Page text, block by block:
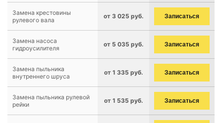
Замена крестовины
рулевого вала
от 3 025 руб. Записаться
Замена насоса
гидроусилителя
от 5 035 руб. Записаться
Замена пыльника
внутреннего шруса
от 1 335 руб. Записаться
Замена пыльника рулевой
рейки
от 1 535 руб. Записаться